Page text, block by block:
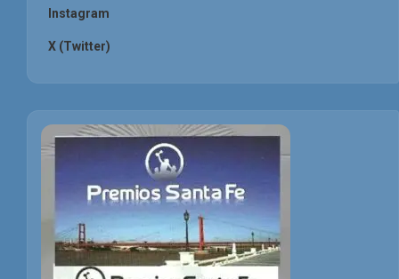
Instagram
X (Twitter)